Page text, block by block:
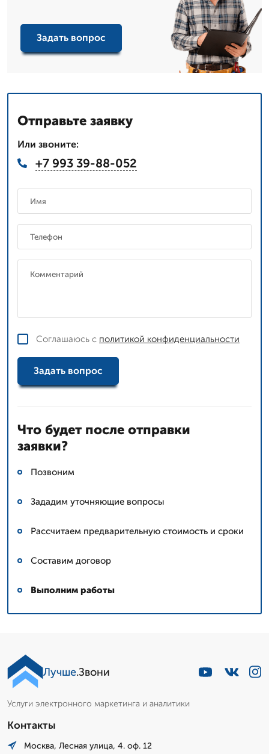
Задать вопрос
Отправьте заявку
Или звоните:
+7 993 39-88-052
Соглашаюсь с политикой конфиденциальности
Задать вопрос
Что будет после отправки
заявки?
Позвоним
Зададим уточняющие вопросы
Рассчитаем предварительную стоимость и сроки
Составим договор
Выполним работы
Лучше.Звони
Услуги электронного маркетинга и аналитики
Контакты
Москва, Лесная улица, 4. оф. 12